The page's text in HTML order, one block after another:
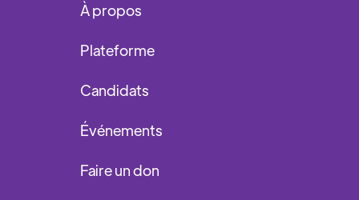
À propos
Plateforme
Candidats
Événements
Faire un don